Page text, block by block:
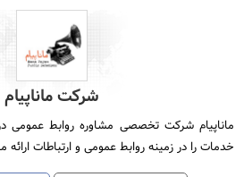
شرکت ماناپیام
ماناپیام شرکت تخصصی مشاوره روابط‏ عمومی
خدمات را در زمینه روابط ‏عمومی و ارتباطات ارائه